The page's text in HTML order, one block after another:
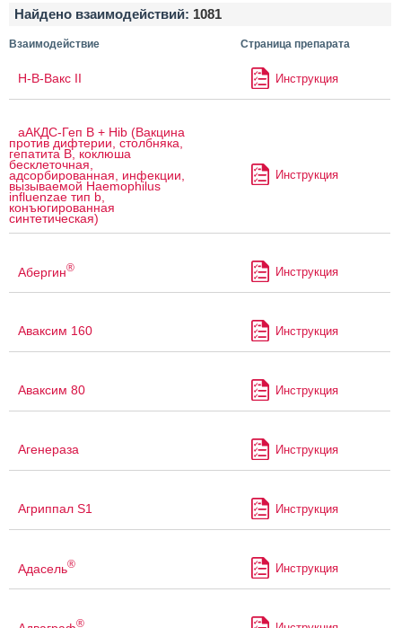
Найдено взаимодействий: 1081
Взаимодействие Страница препарата
H-B-Вакс II Инструкция
аАКДС-Геп B + Hib (Вакцина
против дифтерии, столбняка,
гепатита B, коклюша
бесклеточная,
адсорбированная, инфекции,
вызываемой Haemophilus
influenzae тип b,
конъюгированная
синтетическая)
Инструкция
Абергин® Инструкция
Аваксим 160 Инструкция
Аваксим 80 Инструкция
Агенераза Инструкция
Агриппал S1 Инструкция
Адасель® Инструкция
®